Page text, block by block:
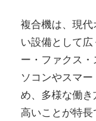
複合機は、現
い設備として
ー・ファクス
ソコンやスマ
め、多様な働
高いことが特